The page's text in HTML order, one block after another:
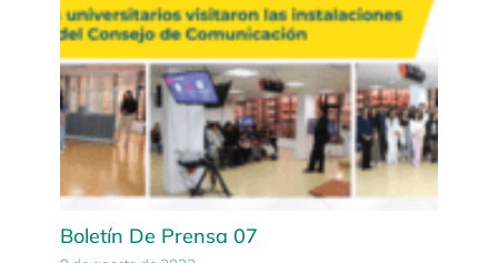
Boletín De Prensa 07